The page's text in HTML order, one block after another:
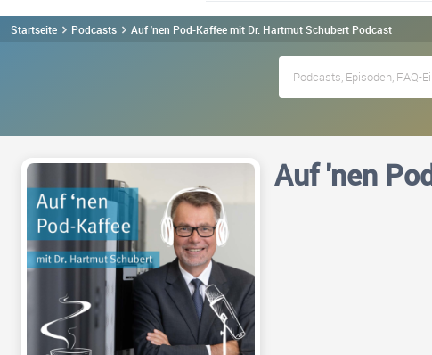
Startseite Podcasts Auf 'nen Pod-Kaffee mit Dr. Hartmut Schubert Podcast
Auf 'nen